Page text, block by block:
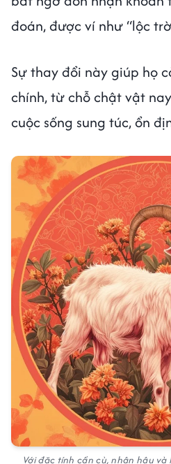
đoán, được ví như “lộc
Sự thay đổi này giúp họ
chính, từ chỗ chật vật
cuộc sống sung túc, ổn
Với đặc tính cần cù, nhân hậu